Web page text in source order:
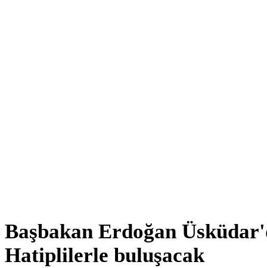
Başbakan Erdoğan
Hatiplilerle buluşacak